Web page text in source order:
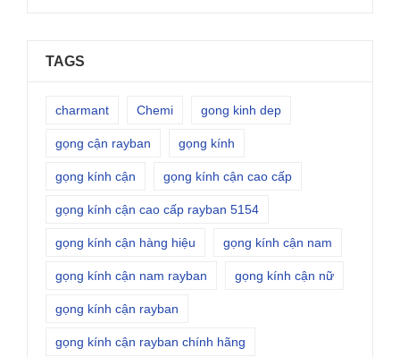
TAGS
charmant Chemi gong kinh dep
gọng cận rayban gọng kính
gọng kính cận gọng kính cận cao cấp
gọng kính cận cao cấp rayban 5154
gọng kính cận hàng hiệu gọng kính cận nam
gọng kính cận nam rayban gọng kính cận nữ
gọng kính cận rayban
gọng kính cận rayban chính hãng